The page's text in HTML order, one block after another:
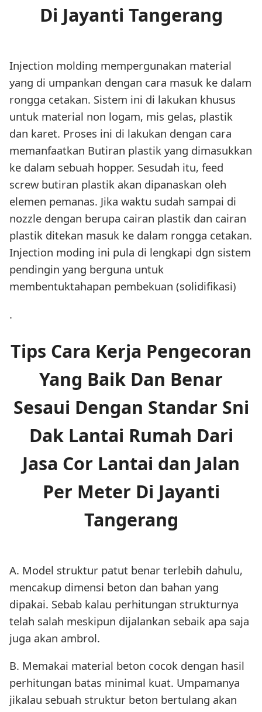
Di Jayanti Tangerang
Injection molding mempergunakan material
yang di umpankan dengan cara masuk ke dalam
rongga cetakan. Sistem ini di lakukan khusus
untuk material non logam, mis gelas, plastik
dan karet. Proses ini di lakukan dengan cara
memanfaatkan Butiran plastik yang dimasukkan
ke dalam sebuah hopper. Sesudah itu, feed
screw butiran plastik akan dipanaskan oleh
elemen pemanas. Jika waktu sudah sampai di
nozzle dengan berupa cairan plastik dan cairan
plastik ditekan masuk ke dalam rongga cetakan.
Injection moding ini pula di lengkapi dgn sistem
pendingin yang berguna untuk
membentuktahapan pembekuan (solidifikasi)
.
Tips Cara Kerja Pengecoran
Yang Baik Dan Benar
Sesaui Dengan Standar Sni
Dak Lantai Rumah Dari
Jasa Cor Lantai dan Jalan
Per Meter Di Jayanti
Tangerang
A. Model struktur patut benar terlebih dahulu,
mencakup dimensi beton dan bahan yang
dipakai. Sebab kalau perhitungan strukturnya
telah salah meskipun dijalankan sebaik apa saja
juga akan ambrol.
B. Memakai material beton cocok dengan hasil
perhitungan batas minimal kuat. Umpamanya
jikalau sebuah struktur beton bertulang akan